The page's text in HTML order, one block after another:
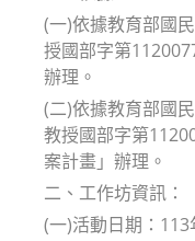
(一)依據教育部國
授國部字第
辦理。
(二)依據教育部國
教授國部字第
案計畫」辦理。
二、工作坊資訊：
(一)活動日期：113